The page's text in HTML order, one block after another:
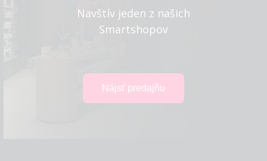
Navštív jeden z našich
Smartshopov